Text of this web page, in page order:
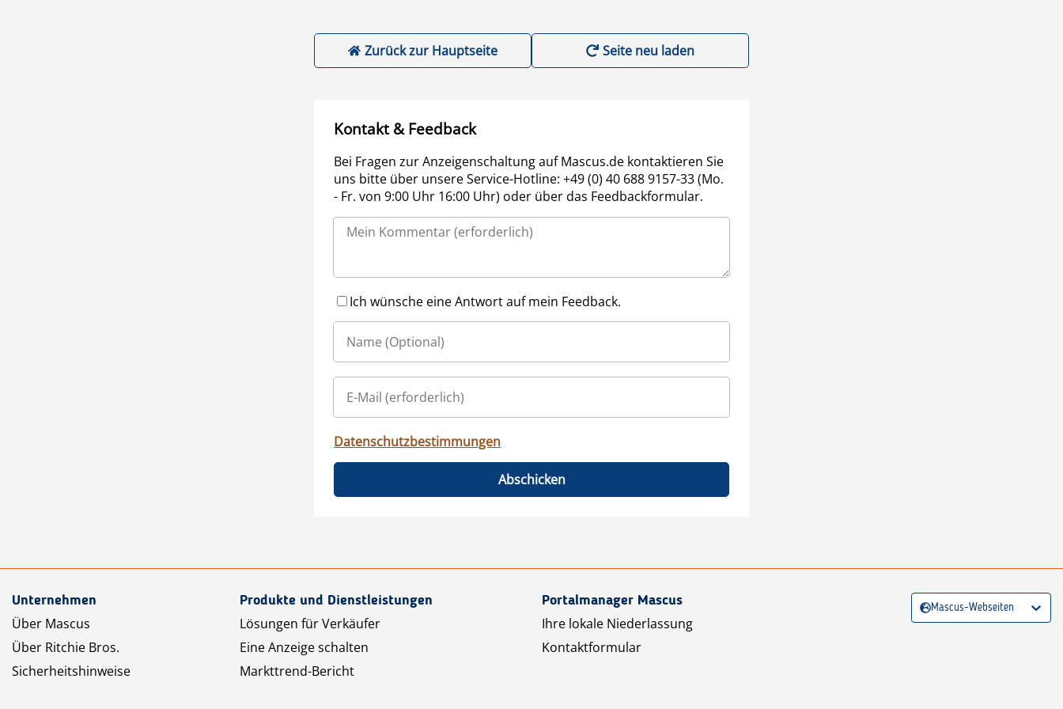
Zurück zur Hauptseite Seite neu laden
Kontakt & Feedback
Bei Fragen zur Anzeigenschaltung auf Mascus.de kontaktieren Sie
uns bitte über unsere Service-Hotline: +49 (0) 40 688 9157-33 (Mo.
- Fr. von 9:00 Uhr 16:00 Uhr) oder über das Feedbackformular.
Ich wünsche eine Antwort auf mein Feedback.
Datenschutzbestimmungen
Abschicken
Unternehmen
Über Mascus
Über Ritchie Bros.
Sicherheitshinweise
Produkte und Dienstleistungen
Lösungen für Verkäufer
Eine Anzeige schalten
Markttrend-Bericht
Portalmanager Mascus
Ihre lokale Niederlassung
Kontaktformular
Mascus-Webseiten